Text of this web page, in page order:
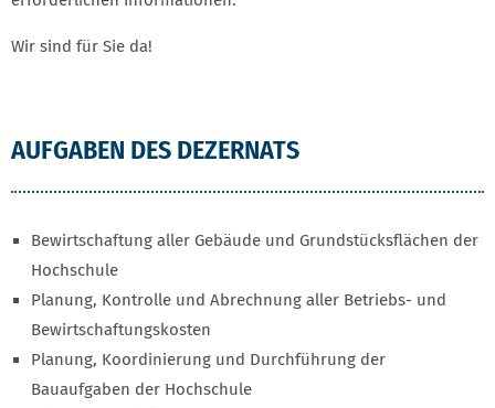
Wir sind für Sie da!
AUFGABEN DES DEZERNATS
Bewirtschaftung aller Gebäude und Grundstücksflächen der
Hochschule
Planung, Kontrolle und Abrechnung aller Betriebs- und
Bewirtschaftungskosten
Planung, Koordinierung und Durchführung der
Bauaufgaben der Hochschule